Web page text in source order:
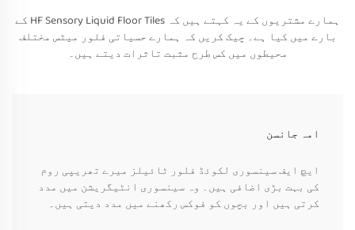
ہمارے مشتریوں کے یہ کہتے ہیں کہ HF Sensory Liquid Floor Tiles کے
بارے میں کیا ہے۔ چیک کریں کہ ہمارے حسیاتی فلور میٹس مختلف
محیطوں میں کس طرح مثبت تاثرات دیتے ہیں۔
امہ جانسن
ایچ ایف سینسوری لکوئڈ فلور ٹائیلز میرے تھریپی روم
کی بہت بڑی اضافی ہیں۔ وہ سینسوری انٹیگریشن میں مدد
کرتی ہیں اور بچوں کو فوکس رکھنے میں مدد دیتی ہیں۔